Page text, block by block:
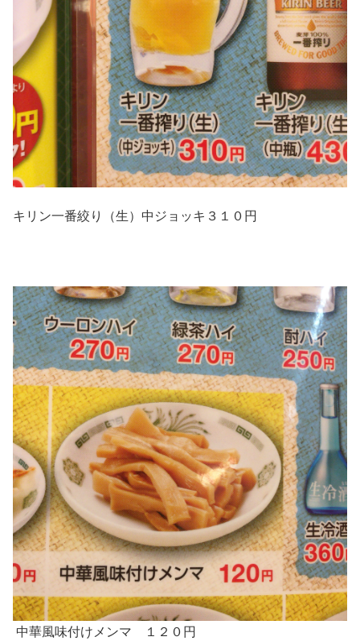
キリン一番絞り（生）中ジョッキ３１０円
中華風味付けメンマ １２０円